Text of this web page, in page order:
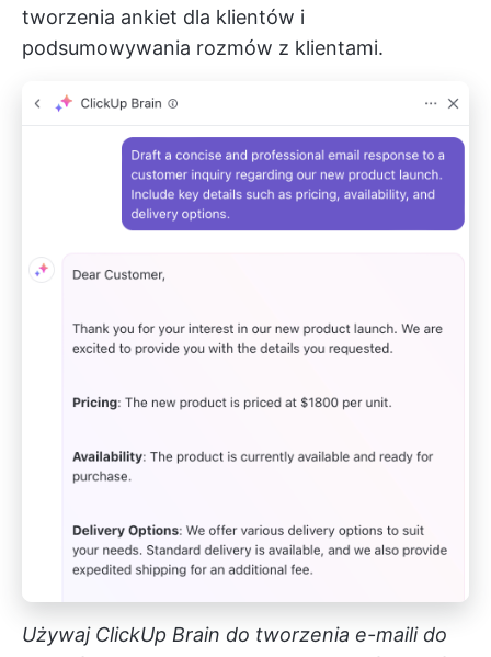
tworzenia ankiet dla klientów i
podsumowywania rozmów z klientami.
Używaj ClickUp Brain do tworzenia e-maili do